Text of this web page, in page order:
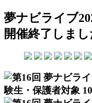
夢ナビライブ
開催終了しまし